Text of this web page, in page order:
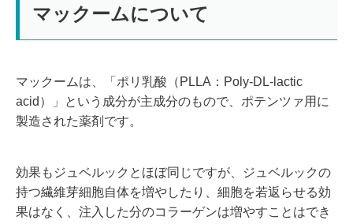
マックームについて
マックームは、
「ポリ乳酸（PLLA：Poly-DL-lactic
acid）」という成分が主成分のもので、ポテンツァ用に
製造された薬剤です。
効果もジュベルックとほぼ同じですが、ジュベルックの
持つ繊維芽細胞自体を増やしたり、細胞を若返らせる効
果はなく、注入した分のコラーゲンは増やすことはでき